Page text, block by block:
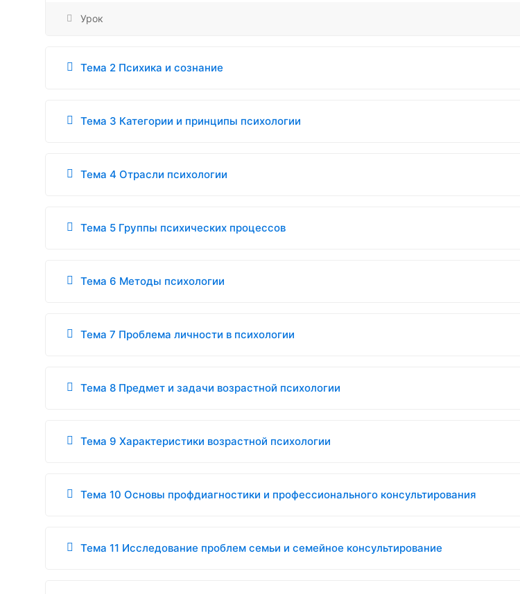
Урок
Тема 2 Психика и сознание
Тема 3 Категории и принципы психологии
Тема 4 Отрасли психологии
Тема 5 Группы психических процессов
Тема 6 Методы психологии
Тема 7 Проблема личности в психологии
Тема 8 Предмет и задачи возрастной психологии
Тема 9 Характеристики возрастной психологии
Тема 10 Основы профдиагностики и профессионального консультирования
Тема 11 Исследование проблем семьи и семейное консультирование